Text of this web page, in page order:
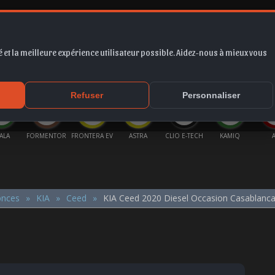
la meilleure expérience utilisateur possible. Aidez-nous à mieux vous
Refuser Personnaliser
FORMENTOR FRONTERA EV ASTRA CLIO E-TECH KAMIQ
KIA Ceed KIA Ceed 2020 Diesel Occasion